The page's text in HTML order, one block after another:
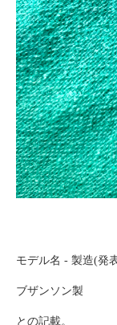
モデル名 - 製造(発
ブザンソン製
との記載。